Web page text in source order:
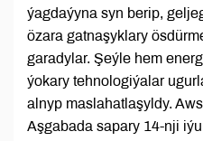
ýagdaýyna syn berip,
özara gatnaşyklary
garadylar. Şeýle hem
ýokary tehnologiýalar
alnyp maslahatlaşyldy.
Aşgabada sapary 14-nji